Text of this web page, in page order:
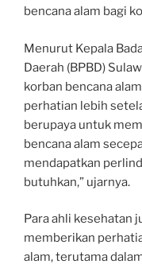
bencana alam bagi
Menurut Kepala
Daerah (BPBD)
korban bencana
perhatian lebih
berupaya untuk
bencana alam
mendapatkan
butuhkan,” ujarnya.
Para ahli kesehatan
memberikan
alam, terutama